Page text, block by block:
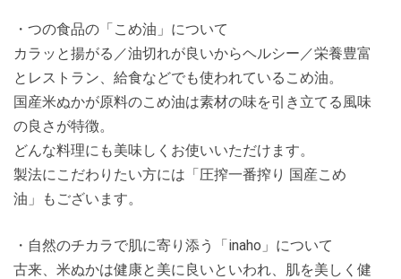
・つの食品の「こめ油」について
カラッと揚がる／油切れが良いからヘルシー／栄養豊富
とレストラン、給食などでも使われているこめ油。
国産米ぬかが原料のこめ油は素材の味を引き立てる風味
の良さが特徴。
どんな料理にも美味しくお使いいただけます。
製法にこだわりたい方には「圧搾一番搾り 国産こめ
油」もございます。
・自然のチカラで肌に寄り添う「inaho」について
古来、米ぬかは健康と美に良いといわれ、肌を美しく健